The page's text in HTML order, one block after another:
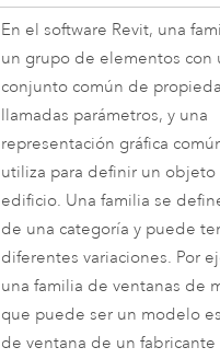
En el software Revit, una
un grupo de elementos con
conjunto común de
llamadas parámetros, y una
representación gráfica
utiliza para definir un objeto
edificio. Una familia se
de una categoría y puede
diferentes variaciones. Por
una familia de ventanas de
que puede ser un modelo
de ventana de un